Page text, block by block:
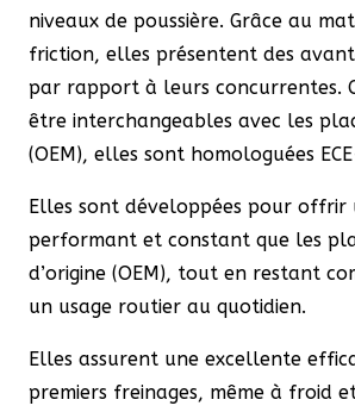
niveaux de poussière. Grâce au
friction, elles présentent des
par rapport à leurs concurrentes.
être interchangeables avec les
(OEM), elles sont homologuées
Elles sont développées pour offrir
performant et constant que les
d’origine (OEM), tout en restant
un usage routier au quotidien.
Elles assurent une excellente
premiers freinages, même à froid